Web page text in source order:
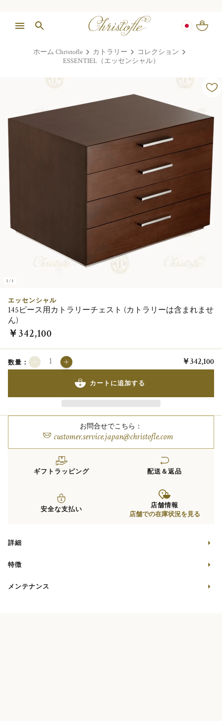
ホーム Christofle カトラリー
コレクション
ESSENTIEL（エッセンシャル）
1/1
エッセンシャル
145ピース用カトラリーチェスト (カトラリーは含まれませ
ん)
￥342,100
数量： ￥342,100
カートに追加する
お問合せでこちら：
customer.service.japan@christofle.com
ギフトラッピング 配送＆返品
安全な支払い 店舗情報
店舗での在庫状況を見る
詳細
特徴
メンテナンス